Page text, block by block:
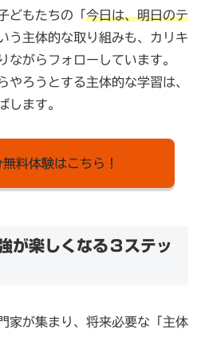
どもたちの「 今日は、明日のテ
う主体的な取り組みも、カリキ
ながらフォローしています。
ろうとする主体的な学習は、
します。
料体験はこちら！
が楽しくなる３ステッ
家が集まり、将来必要な「主体